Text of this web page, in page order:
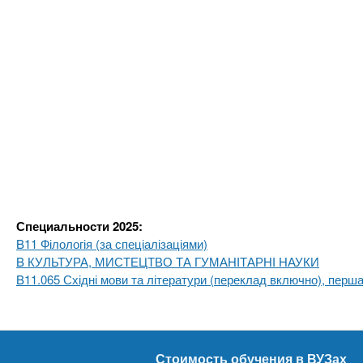
Специальности 2025:
B11 Філологія (за спеціалізаціями)
B КУЛЬТУРА, МИСТЕЦТВО ТА ГУМАНІТАРНІ НАУКИ
B11.065 Східні мови та літератури (переклад включно),
Стоимость обучения в ВУЗах